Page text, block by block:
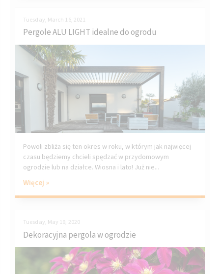
Tuesday, March 16, 2021
Pergole ALU LIGHT idealne do ogrodu
Powoli zbliża się ten okres w roku, w którym jak najwięcej
czasu będziemy chcieli spędzać w przydomowym
ogrodzie lub na działce. Wiosna i lato! Już nie...
Więcej »
Tuesday, May 19, 2020
Dekoracyjna pergola w ogrodzie